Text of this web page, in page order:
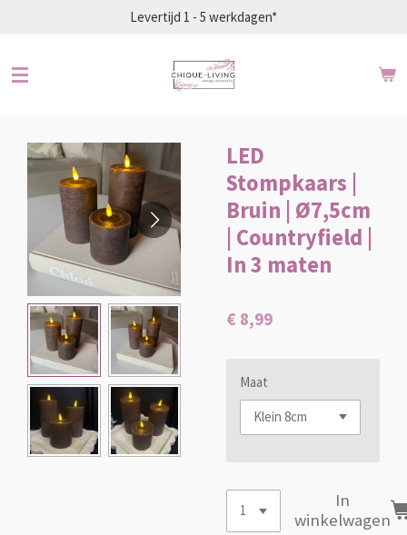
de
Levertijd 1 - 5 werkdagen*
LED
Stompkaars |
Bruin | Ø7,5cm
| Countryfield |
In 3 maten
€ 8,99
Maat
In
winkelwagen